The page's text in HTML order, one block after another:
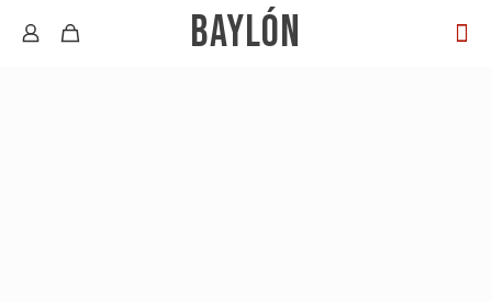
BAYLÓN